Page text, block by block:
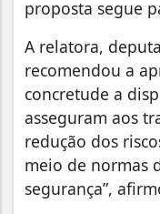
proposta segue
A relatora,
recomendou a
concretude a
asseguram aos
redução dos
meio de normas
segurança”,